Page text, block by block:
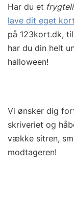
Har du et
lave dit eget
på 123kort.dk,
har du din helt
halloween!
Vi ønsker dig
skriveriet og
vække sitren,
modtageren!